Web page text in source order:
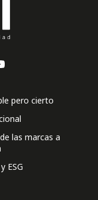
pero cierto
las marcas a
ESG